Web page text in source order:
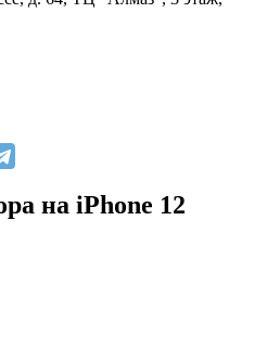
на iPhone 12